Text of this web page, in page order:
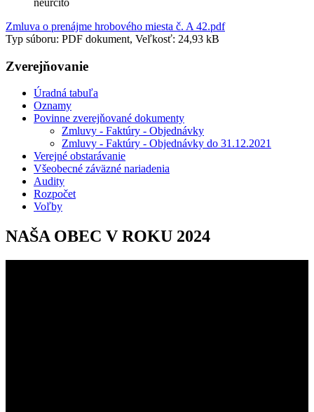
Zmluva o prenájme hrobového miesta č. A 42.pdf
Typ súboru: PDF dokument, Veľkosť: 24,93 kB
Zverejňovanie
Úradná tabuľa
Oznamy
Povinne zverejňované dokumenty
Zmluvy - Faktúry - Objednávky
Zmluvy - Faktúry - Objednávky do 31.12.2021
Verejné obstarávanie
Všeobecné záväzné nariadenia
Audity
Rozpočet
Voľby
NAŠA OBEC V ROKU 2024